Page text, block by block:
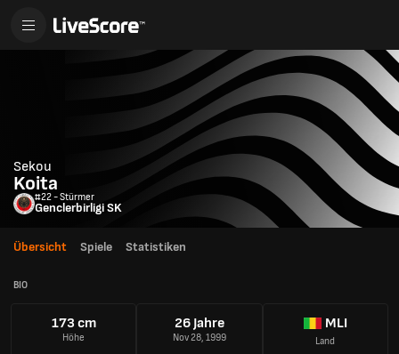
Sekou
Koita
#22 - Stürmer
Genclerbirligi SK
Übersicht Spiele Statistiken
BIO
173 cm
Höhe
26 Jahre
Nov 28, 1999
MLI
Land